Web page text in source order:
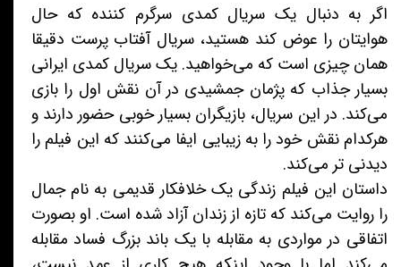
اگر به دنبال یک سریال کمدی سرگرم کننده که حال
هوایتان را عوض کند هستید، سریال آفتاب پرست دقیقا
همان چیزی است که می‌خواهید. یک سریال کمدی ایرانی
بسیار جذاب که پژمان جمشیدی در آن نقش اول را بازی
می‌کند. در این سریال، بازیگران بسیار خوبی حضور دارند و
هرکدام نقش خود را به زیبایی ایفا می‌کنند که این فیلم را
دیدنی تر می‌کند.
داستان این فیلم زندگی یک خلافکار قدیمی به نام جمال
را روایت می‌کند که تازه از زندان آزاد شده است. او بصورت
اتفاقی در مواردی به مقابله با یک باند بزرگ فساد مقابله